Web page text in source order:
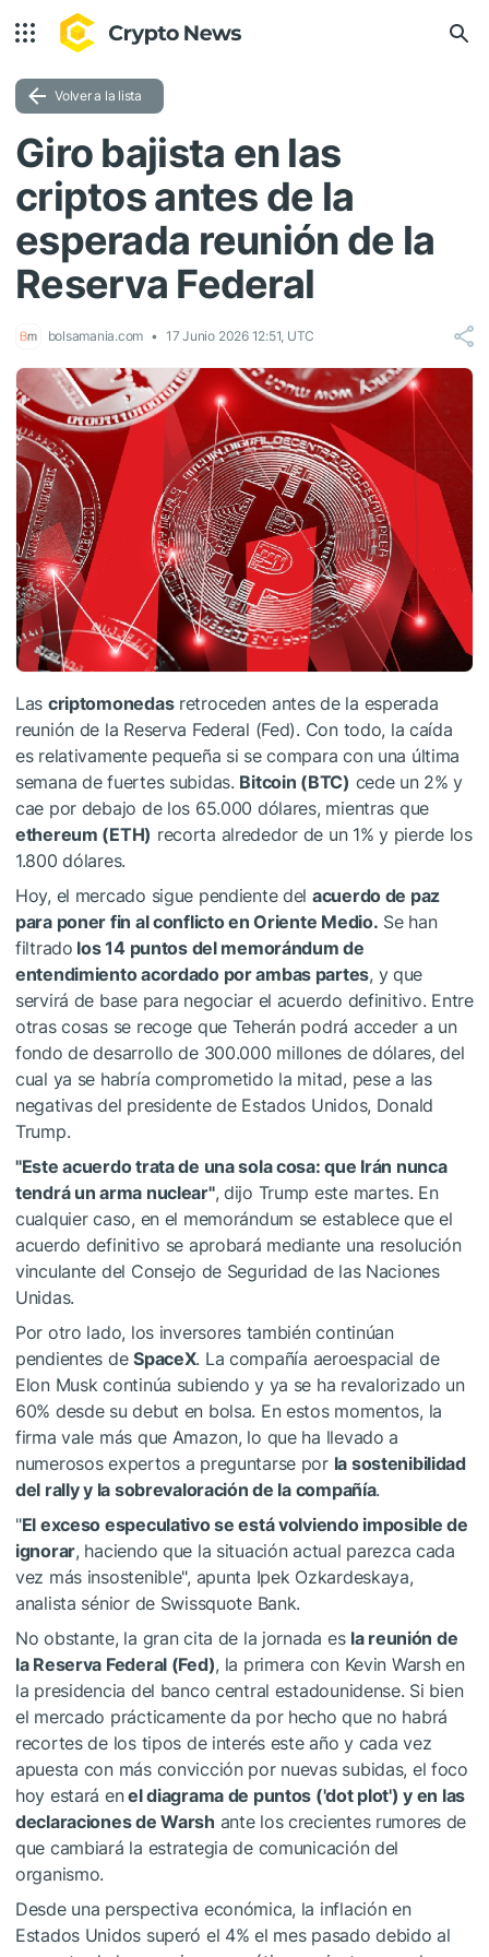
Volver a la lista
Giro bajista en las
criptos antes de la
esperada reunión de la
Reserva Federal
bolsamania.com 17 Junio 2026 12:51, UTC
Las criptomonedasretroceden antes de la esperada
reunión de la Reserva Federal (Fed). Con todo, la caída
es relativamente pequeña si se compara con una última
semana de fuertes subidas. Bitcoin (BTC) cede un 2% y
cae por debajo de los 65.000 dólares, mientras que
ethereum (ETH) recorta alrededor de un 1% y pierde los
1.800 dólares.
Hoy, el mercado sigue pendiente del acuerdo de paz
para poner fin al conflicto en Oriente Medio. Se han
filtrado los 14 puntos del memorándum de
entendimiento acordado por ambas partes, y que
servirá de base para negociar el acuerdo definitivo. Entre
otras cosas se recoge que Teherán podrá acceder a un
fondo de desarrollo de 300.000 millones de dólares, del
cual ya se habría comprometido la mitad, pese a las
negativas del presidente de Estados Unidos, Donald
Trump.
"Este acuerdo trata de una sola cosa: que Irán nunca
tendrá un arma nuclear", dijo Trump este martes. En
cualquier caso, en el memorándum se establece que el
acuerdo definitivo se aprobará mediante una resolución
vinculante del Consejo de Seguridad de las Naciones
Unidas.
Por otro lado, los inversores también continúan
pendientes deSpaceX. La compañía aeroespacial de
Elon Musk continúa subiendo y ya se ha revalorizado un
60% desde su debut en bolsa. En estos momentos, la
firma vale más que Amazon, lo que ha llevado a
numerosos expertos a preguntarse por la sostenibilidad
del rally y la sobrevaloración de la compañía.
"El exceso especulativo se está volviendo imposible de
ignorar, haciendo que la situación actual parezca cada
vez más insostenible", apunta Ipek Ozkardeskaya,
analista sénior de Swissquote Bank.
No obstante, la gran cita de la jornada es la reunión de
la Reserva Federal (Fed), la primera con Kevin Warsh en
la presidencia del banco central estadounidense. Si bien
el mercado prácticamente da por hecho que no habrá
recortes de los tipos de interés este año y cada vez
apuesta con más convicción por nuevas subidas, el foco
hoy estará enel diagrama de puntos ('dot plot') y en las
declaraciones de Warsh ante los crecientes rumores de
que cambiará la estrategia de comunicación del
organismo.
Desde una perspectiva económica, la inflación en
Estados Unidos superó el 4% el mes pasado debido al